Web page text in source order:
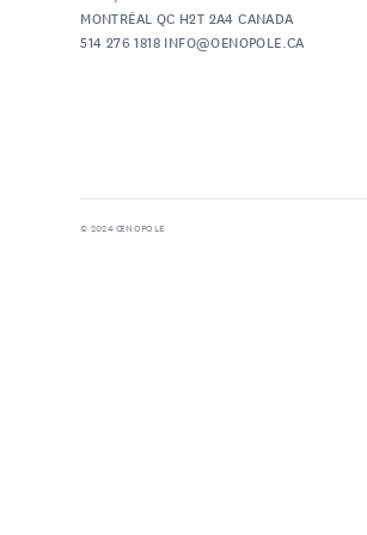
MONTRÉAL QC H2T 2A4 CANADA
514 276 1818 INFO@OENOPOLE.CA
© 2024 ŒNOPOLE